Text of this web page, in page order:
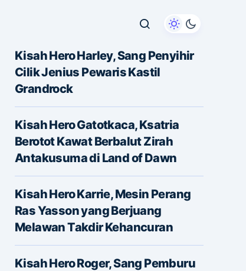
Kisah Hero Harley, Sang Penyihir
Cilik Jenius Pewaris Kastil
Grandrock
Kisah Hero Gatotkaca, Ksatria
Berotot Kawat Berbalut Zirah
Antakusuma di Land of Dawn
Kisah Hero Karrie, Mesin Perang
Ras Yasson yang Berjuang
Melawan Takdir Kehancuran
Kisah Hero Roger, Sang Pemburu